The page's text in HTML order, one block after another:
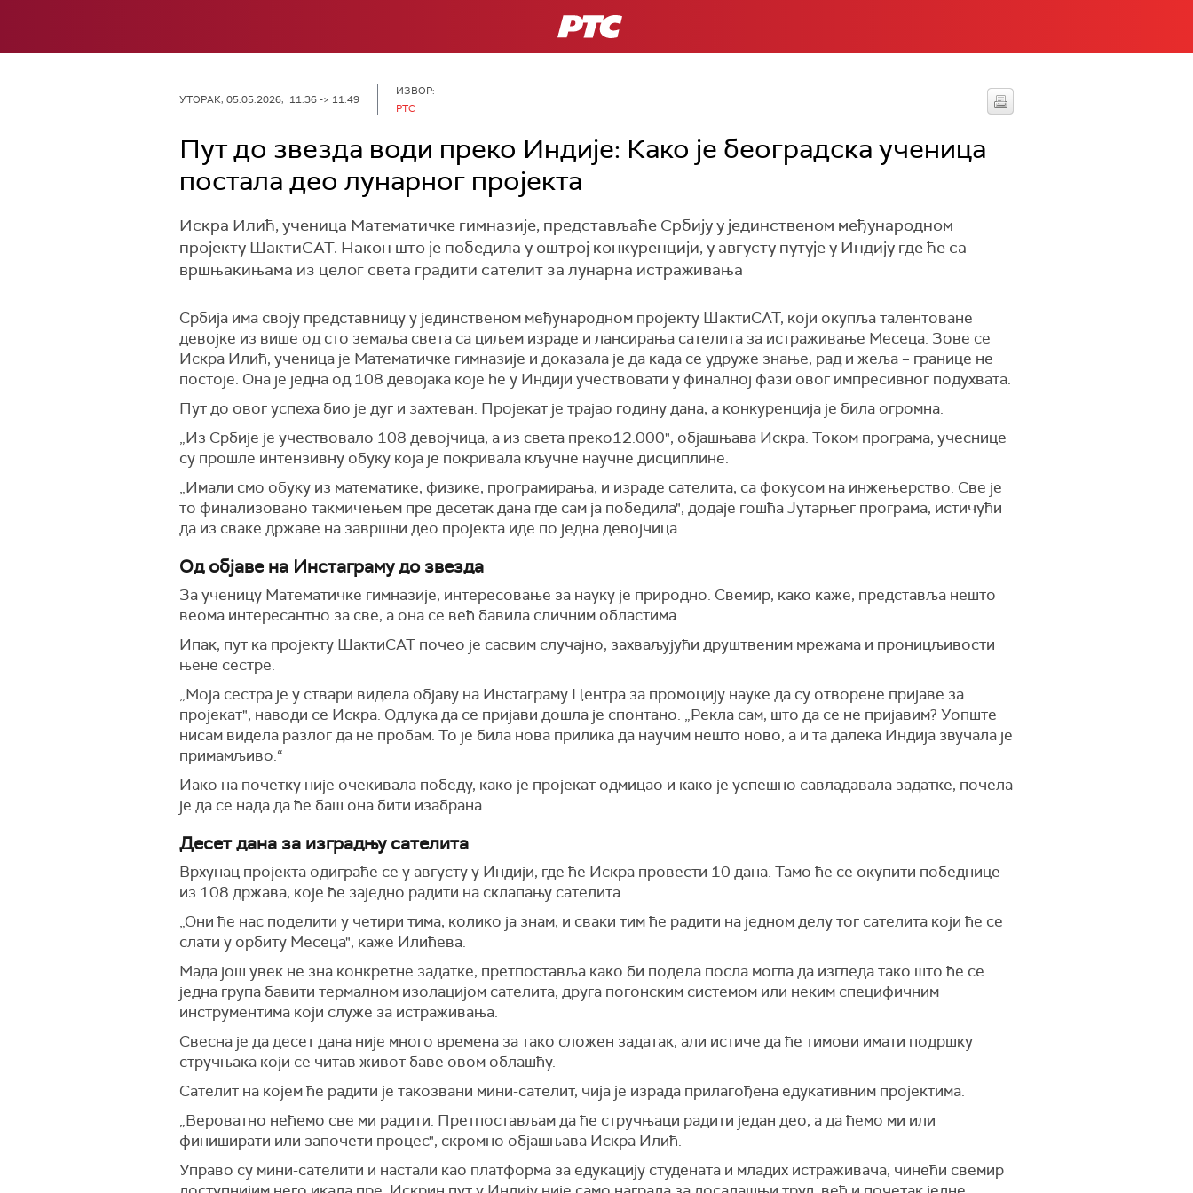
РТС
УТОРАК, 05.05.2026, 11:36 -> 11:49
ИЗВОР:
РТС
Пут до звезда води преко Индије: Како је београдска ученица
постала део лунарног пројекта
Искра Илић, ученица Математичке гимназије, представљаће Србију у јединственом међународном
пројекту ШактиСАТ. Након што је победила у оштрој конкуренцији, у августу путује у Индију где ће са
вршњакињама из целог света градити сателит за лунарна истраживања
Србија има своју представницу у јединственом међународном пројекту ШактиСАТ, који окупља талентоване
девојке из више од сто земаља света са циљем израде и лансирања сателита за истраживање Месеца. Зове се
Искра Илић, ученица је Математичке гимназије и доказала је да када се удруже знање, рад и жеља – границе не
постоје. Она је једна од 108 девојака које ће у Индији учествовати у финалној фази овог импресивног подухвата.
Пут до овог успеха био је дуг и захтеван. Пројекат је трајао годину дана, а конкуренција је била огромна.
„Из Србије је учествовало 108 девојчица, а из света преко12.000", објашњава Искра. Током програма, учеснице
су прошле интензивну обуку која је покривала кључне научне дисциплине.
„Имали смо обуку из математике, физике, програмирања, и израде сателита, са фокусом на инжењерство. Све је
то финализовано такмичењем пре десетак дана где сам ја победила", додаје гошћа Јутарњег програма, истичући
да из сваке државе на завршни део пројекта иде по једна девојчица.
Од објаве на Инстаграму до звезда
За ученицу Математичке гимназије, интересовање за науку је природно. Свемир, како каже, представља нешто
веома интересантно за све, а она се већ бавила сличним областима.
Ипак, пут ка пројекту ШактиСАТ почео је сасвим случајно, захваљујући друштвеним мрежама и проницљивости
њене сестре.
„Моја сестра је у ствари видела објаву на Инстаграму Центра за промоцију науке да су отворене пријаве за
пројекат", наводи се Искра. Одлука да се пријави дошла је спонтано. „Рекла сам, што да се не пријавим? Уопште
нисам видела разлог да не пробам. То је била нова прилика да научим нешто ново, а и та далека Индија звучала је
примамљиво.“
Иако на почетку није очекивала победу, како је пројекат одмицао и како је успешно савладавала задатке, почела
је да се нада да ће баш она бити изабрана.
Десет дана за изградњу сателита
Врхунац пројекта одиграће се у августу у Индији, где ће Искра провести 10 дана. Тамо ће се окупити победнице
из 108 држава, које ће заједно радити на склапању сателита.
„Они ће нас поделити у четири тима, колико ја знам, и сваки тим ће радити на једном делу тог сателита који ће се
слати у орбиту Месеца", каже Илићева.
Мада још увек не зна конкретне задатке, претпоставља како би подела посла могла да изгледа тако што ће се
једна група бавити термалном изолацијом сателита, друга погонским системом или неким специфичним
инструментима који служе за истраживања.
Свесна је да десет дана није много времена за тако сложен задатак, али истиче да ће тимови имати подршку
стручњака који се читав живот баве овом облашћу.
Сателит на којем ће радити је такозвани мини-сателит, чија је израда прилагођена едукативним пројектима.
„Вероватно нећемо све ми радити. Претпостављам да ће стручњаци радити један део, а да ћемо ми или
финиширати или започети процес", скромно објашњава Искра Илић.
Управо су мини-сателити и настали као платформа за едукацију студената и младих истраживача, чинећи свемир